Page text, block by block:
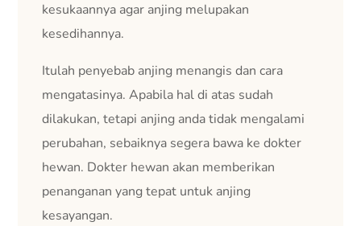
kesukaannya agar anjing melupakan
kesedihannya.
Itulah penyebab anjing menangis dan cara
mengatasinya. Apabila hal di atas sudah
dilakukan, tetapi anjing anda tidak mengalami
perubahan, sebaiknya segera bawa ke dokter
hewan. Dokter hewan akan memberikan
penanganan yang tepat untuk anjing
kesayangan.